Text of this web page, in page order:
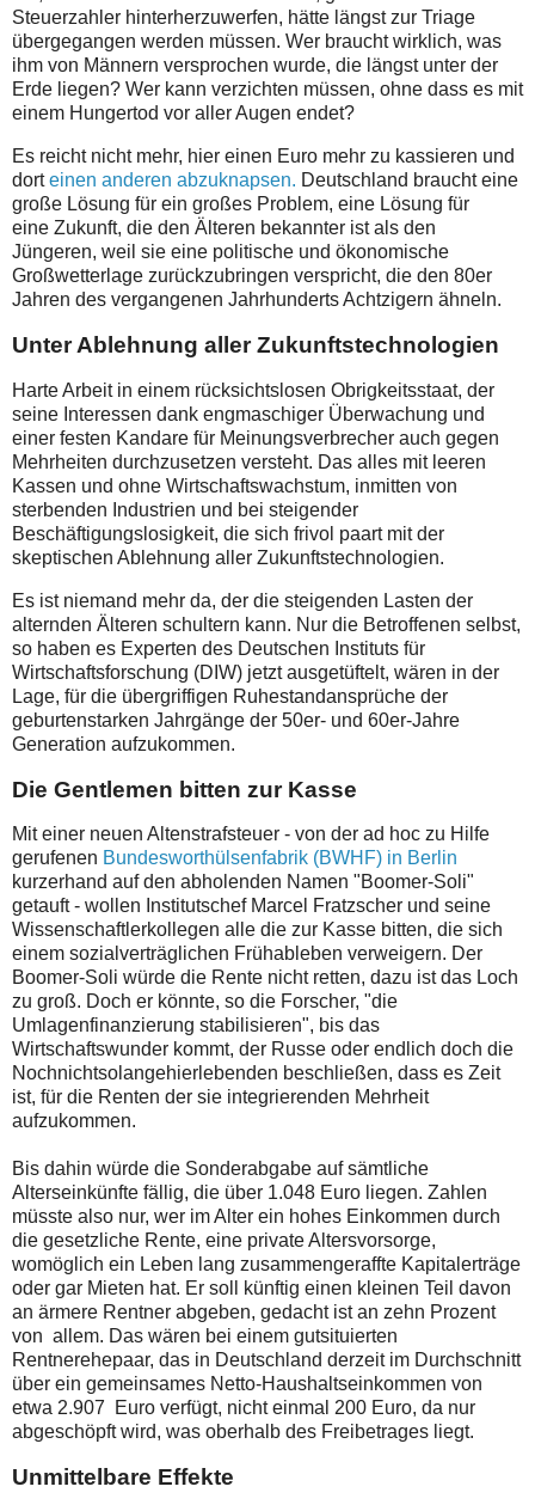
Steuerzahler hinterherzuwerfen, hätte längst zur Triage
übergegangen werden müssen. Wer braucht wirklich, was
ihm von Männern versprochen wurde, die längst unter der
Erde liegen? Wer kann verzichten müssen, ohne dass es mit
einem Hungertod vor aller Augen endet?
Es reicht nicht mehr, hier einen Euro mehr zu kassieren und
dorteinen anderen abzuknapsen. Deutschland braucht eine
große Lösung für ein großes Problem, eine Lösung für
eine Zukunft, die den Älteren bekannter ist als den
Jüngeren, weil sie eine politische und ökonomische
Großwetterlage zurückzubringen verspricht, die den 80er
Jahren des vergangenen Jahrhunderts Achtzigern ähneln.
Unter Ablehnung aller Zukunftstechnologien
Harte Arbeit in einem rücksichtslosen Obrigkeitsstaat, der
seine Interessen dank engmaschiger Überwachung und
einer festen Kandare für Meinungsverbrecher auch gegen
Mehrheiten durchzusetzen versteht. Das alles mit leeren
Kassen und ohne Wirtschaftswachstum, inmitten von
sterbenden Industrien und bei steigender
Beschäftigungslosigkeit, die sich frivol paart mit der
skeptischen Ablehnung aller Zukunftstechnologien.
Es ist niemand mehr da, der die steigenden Lasten der
alternden Älteren schultern kann. Nur die Betroffenen selbst,
so haben es Experten des Deutschen Instituts für
Wirtschaftsforschung (DIW) jetzt ausgetüftelt, wären in der
Lage, für die übergriffigen Ruhestandansprüche der
geburtenstarken Jahrgänge der 50er- und 60er-Jahre
Generation aufzukommen.
Die Gentlemen bitten zur Kasse
Mit einer neuen Altenstrafsteuer - von der ad hoc zu Hilfe
gerufenen Bundesworthülsenfabrik (BWHF) in Berlin
kurzerhand auf den abholenden Namen "Boomer-Soli"
getauft - wollen Institutschef Marcel Fratzscher und seine
Wissenschaftlerkollegen alle die zur Kasse bitten, die sich
einem sozialverträglichen Frühableben verweigern. Der
Boomer-Soli würde die Rente nicht retten, dazu ist das Loch
zu groß. Doch er könnte, so die Forscher, "die
Umlagenfinanzierung stabilisieren", bis das
Wirtschaftswunder kommt, der Russe oder endlich doch die
Nochnichtsolangehierlebenden beschließen, dass es Zeit
ist, für die Renten der sie integrierenden Mehrheit
aufzukommen.
Bis dahin würde die Sonderabgabe auf sämtliche
Alterseinkünfte fällig, die über 1.048 Euro liegen. Zahlen
müsste also nur, wer im Alter ein hohes Einkommen durch
die gesetzliche Rente, eine private Altersvorsorge,
womöglich ein Leben lang zusammengeraffte Kapitalerträge
oder gar Mieten hat. Er soll künftig einen kleinen Teil davon
an ärmere Rentner abgeben, gedacht ist an zehn Prozent
von allem. Das wären bei einem gutsituierten
Rentnerehepaar, das in Deutschland derzeit im Durchschnitt
über ein gemeinsames Netto-Haushaltseinkommen von
etwa 2.907 Euro verfügt, nicht einmal 200 Euro, da nur
abgeschöpft wird, was oberhalb des Freibetrages liegt.
Unmittelbare Effekte